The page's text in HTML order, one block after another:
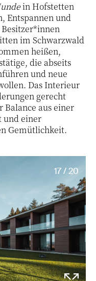
in Hofstetten
Entspannen und
im Schwarzwald
heißen,
die abseits
und neue
Das Interieur
gerecht
Balance aus einer
und einer
Gemütlichkeit.
17 / 20